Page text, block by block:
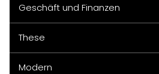
Geschäft und Finanzen
These
Modern